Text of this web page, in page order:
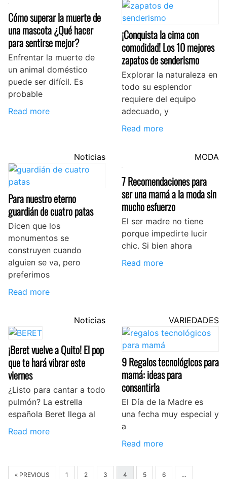
Cómo superar la muerte de
una mascota ¿Qué hacer
para sentirse mejor?
Enfrentar la muerte de
un animal doméstico
puede ser difícil. Es
probable
Read more
¡Conquista la cima con
comodidad! Los 10 mejores
zapatos de senderismo
Explorar la naturaleza en
todo su esplendor
requiere del equipo
adecuado, y
Read more
Noticias
Para nuestro eterno
guardián de cuatro patas
Dicen que los
monumentos se
construyen cuando
alguien se va, pero
preferimos
Read more
MODA
7 Recomendaciones para
ser una mamá a la moda sin
mucho esfuerzo
El ser madre no tiene
porque impedirte lucir
chic. Si bien ahora
Read more
Noticias
¡Beret vuelve a Quito! El pop
que te hará vibrar este
viernes
¿Listo para cantar a todo
pulmón? La estrella
española Beret llega al
Read more
VARIEDADES
9 Regalos tecnológicos para
mamá: ideas para
consentirla
El Día de la Madre es
una fecha muy especial y
a
Read more
« PREVIOUS 1 2 3 4 5 6 …